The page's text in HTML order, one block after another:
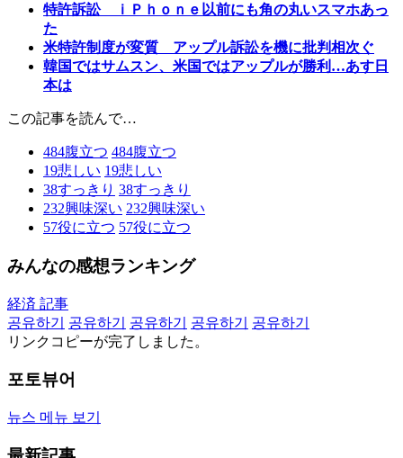
特許訴訟 ｉＰｈｏｎｅ以前にも角の丸いスマホあっ
た
米特許制度が変質 アップル訴訟を機に批判相次ぐ
韓国ではサムスン、米国ではアップルが勝利…あす日
本は
この記事を読んで…
484腹立つ 484腹立つ
19悲しい 19悲しい
38すっきり 38すっきり
232興味深い 232興味深い
57役に立つ 57役に立つ
みんなの感想ランキング
経済 記事
공유하기
공유하기 공유하기 공유하기
공유하기
リンクコピーが完了しました。
포토뷰어
뉴스 메뉴 보기